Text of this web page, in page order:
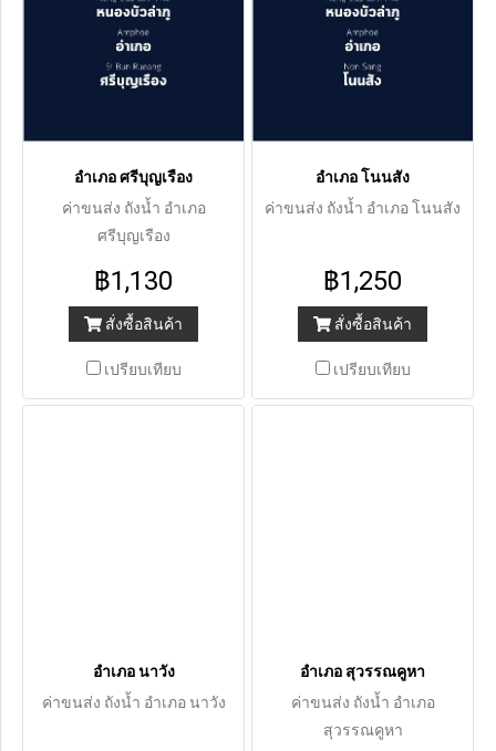
อำเภอ ศรีบุญเรือง
ค่าขนส่ง ถังน้ำ อำเภอ
ศรีบุญเรือง
฿1,130
สั่งซื้อสินค้า
เปรียบเทียบ
อำเภอ โนนสัง
ค่าขนส่ง ถังน้ำ อำเภอ โนนสัง
฿1,250
สั่งซื้อสินค้า
เปรียบเทียบ
อำเภอ นาวัง
ค่าขนส่ง ถังน้ำ อำเภอ นาวัง
อำเภอ สุวรรณคูหา
ค่าขนส่ง ถังน้ำ อำเภอ
สุวรรณคูหา